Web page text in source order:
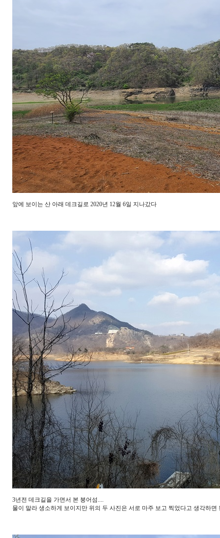
앞에 보이는 산 아래 데크길로 2020년 12월 6일 지나갔다
3년전 데크길을 가면서 본 붕어섬....
물이 말라 생소하게 보이지만 위의 두 사진은 서로 마주 보고 찍었다고 생각하면